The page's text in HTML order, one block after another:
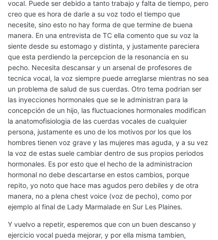
vocal. Puede ser debido a tanto trabajo y falta de tiempo, pero
creo que es hora de darle a su voz todo el tiempo que
necesite, sino esto no hay forma de que termine de buena
manera. En una entrevista de TC ella comento que su voz la
siente desde su estomago y distinta, y justamente pareciera
que esta perdiendo la percepcion de la resonancia en su
pecho. Necesita descansar y un arsenal de profesores de
tecnica vocal, la voz siempre puede arreglarse mientras no sea
un problema de salud de sus cuerdas. Otro tema podrian ser
las inyecciones hormonales que se le administran para la
concepción de un hijo, las fluctuaciones hormonales modifican
la anatomofisiologia de las cuerdas vocales de cualquier
persona, justamente es uno de los motivos por los que los
hombres tienen voz grave y las mujeres mas aguda, y a su vez
la voz de estas suele cambiar dentro de sus propios periodos
hormonales. Es por esto que el hecho de la administracion
hormonal no debe descartarse en estos cambios, porque
repito, yo noto que hace mas agudos pero debiles y de otra
manera, no a plena chest voice (voz de pecho), como por
ejemplo al final de Lady Marmalade en Sur Les Plaines.
Y vuelvo a repetir, esperemos que con un buen descanso y
ejercicio vocal pueda mejorar, y por ella misma tambien,